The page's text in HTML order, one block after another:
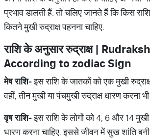
प्रभाव डालती हैं. तो चलिए जानते हैं कि किस
कितने मुखी रुद्राक्ष पहनना चाहिए.
राशिकेअनुसाररुद्राक्ष|
According to zodiac Sign
मेषराशि-इस राशि के जातकों को एक मुखी
वहीं, तीन मुखी या पंचमुखी रुद्राक्ष धारण करना
वृषराशि-इस राशि के लोगों को 4, 6 और 14 मुखी
धारण करना चाहिए. इससे जीवन में सुख शांति बनी